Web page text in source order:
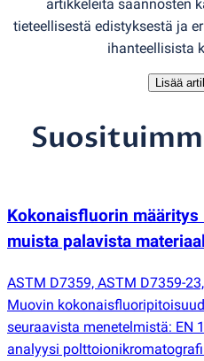
artikkeleita säännösten
tieteellisestä edistyksestä ja
ihanteellisista
Lisää
Kokonaisfluorin
muista palavista
ASTM D7359, ASTM D7359-
Muovin
seuraavista menetelmistä: EN
analyysi